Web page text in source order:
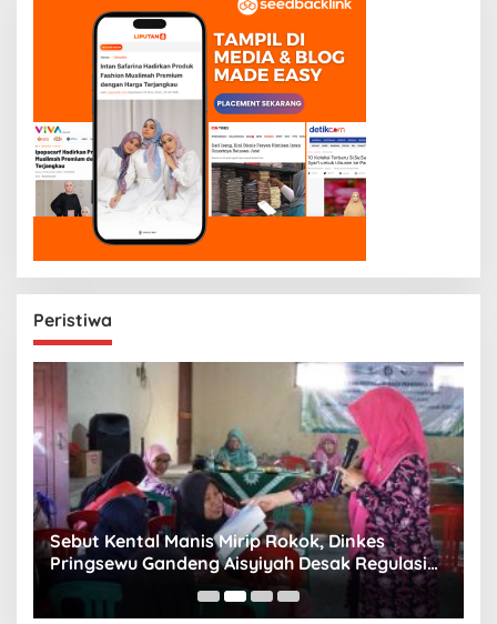
Peristiwa
Sebut Kental Manis Mirip Rokok, Dinkes
Pringsewu Gandeng Aisyiyah Desak Regulasi
Gizi Anak